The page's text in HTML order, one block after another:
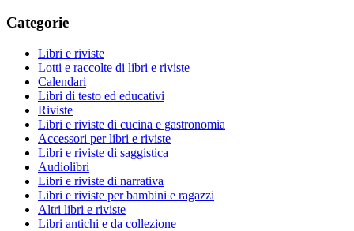
Categorie
Libri e riviste
Lotti e raccolte di libri e riviste
Calendari
Libri di testo ed educativi
Riviste
Libri e riviste di cucina e gastronomia
Accessori per libri e riviste
Libri e riviste di saggistica
Audiolibri
Libri e riviste di narrativa
Libri e riviste per bambini e ragazzi
Altri libri e riviste
Libri antichi e da collezione